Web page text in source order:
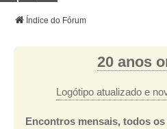
Índice do Fórum
20 anos
Logótipo atualizado e
Encontros mensais, todos